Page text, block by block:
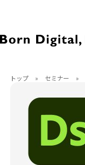
トップ » セミナー »